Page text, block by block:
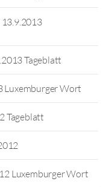
Tageblatt
Luxemburger Wort
Tageblatt
Luxemburger Wort